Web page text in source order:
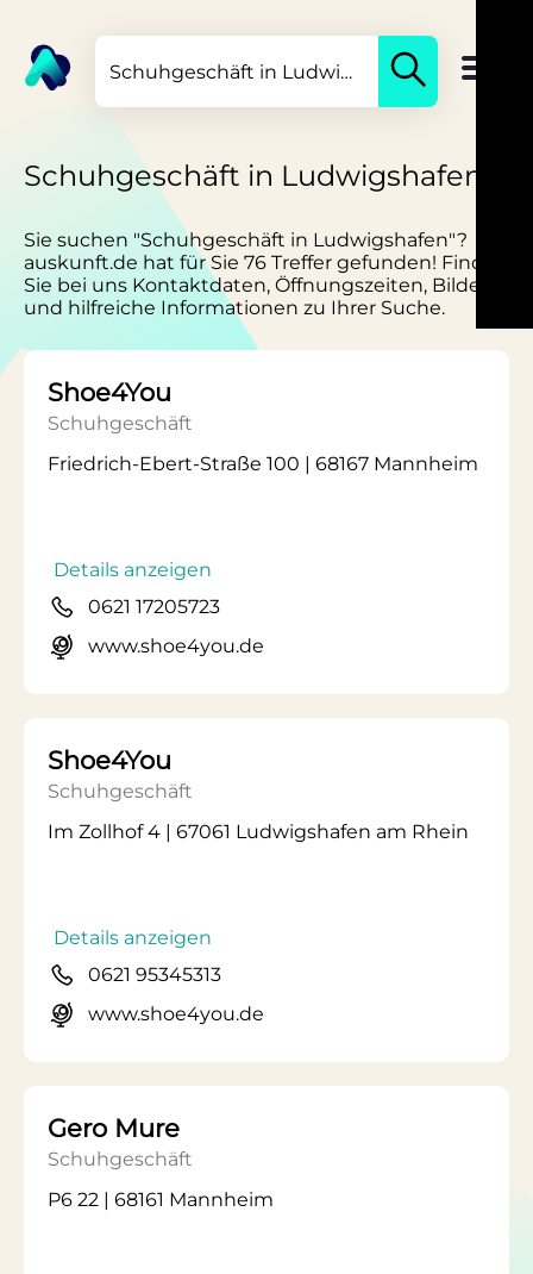
Schuhgeschäft in Ludwigshafen
Sie suchen "Schuhgeschäft in Ludwigshafen"?
auskunft.de hat für Sie 76 Treffer gefunden! Finden
Sie bei uns Kontaktdaten, Öffnungszeiten, Bilder
und hilfreiche Informationen zu Ihrer Suche.
Shoe4You
Schuhgeschäft
Friedrich-Ebert-Straße 100 | 68167 Mannheim
Details anzeigen
0621 17205723
www.shoe4you.de
Shoe4You
Schuhgeschäft
Im Zollhof 4 | 67061 Ludwigshafen am Rhein
Details anzeigen
0621 95345313
www.shoe4you.de
Gero Mure
Schuhgeschäft
P6 22 | 68161 Mannheim